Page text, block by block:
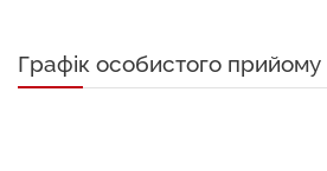
Графік особистого прийому